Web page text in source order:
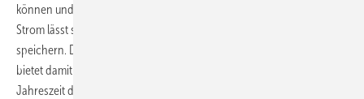
können und der Batteriespeicher fassen kann. Dieser überschüssige
Strom lässt sich als Stromguthaben in der E.ON SolarCloud virtuell
speichern. Dort ist der Strom dann jederzeit nutzbar. Die SolarCloud
bietet damit die ideale Ergänzung, um insbesondere in der dunklen
Jahreszeit das Stromguthaben aus der E.ON SolarCloud wieder zu